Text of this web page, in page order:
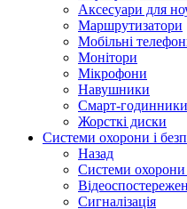
Аксесуари для
Маршрутизатори
Мобільні
Монітори
Мікрофони
Навушники
Смарт-годинники
Жорсткі диски
Системи охорони і
Назад
Системи охорони
Сигналізація